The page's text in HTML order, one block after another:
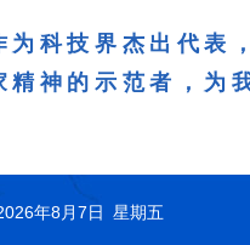
为科技界杰出代表
精神的示范者，为
年8月7日 星期五